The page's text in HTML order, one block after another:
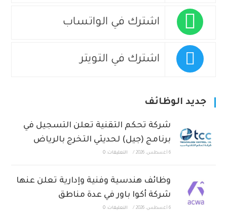
اشترك في الواتساب
اشترك في التويتر
جديد الوظائف
شركة تحكم التقنية تعلن التسجيل في
برنامج (جيل) لحديثي التخرج بالرياض
6 أغسطس، 2026 / التعليقات: 0
وظائف هندسية وفنية وإدارية تعلن عنها
شركة أكوا باور في عدة مناطق
6 أغسطس، 2026 / التعليقات: 0